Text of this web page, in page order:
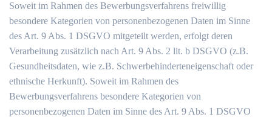
Soweit im Rahmen des Bewerbungsverfahrens freiwillig
besondere Kategorien von personenbezogenen Daten im Sinne
des Art. 9 Abs. 1 DSGVO mitgeteilt werden, erfolgt deren
Verarbeitung zusätzlich nach Art. 9 Abs. 2 lit. b DSGVO (z.B.
Gesundheitsdaten, wie z.B. Schwerbehinderteneigenschaft oder
ethnische Herkunft). Soweit im Rahmen des
Bewerbungsverfahrens besondere Kategorien von
personenbezogenen Daten im Sinne des Art. 9 Abs. 1 DSGVO